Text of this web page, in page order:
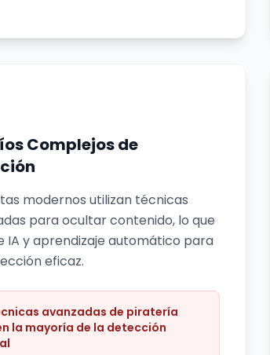
Complejos de
modernos utilizan técnicas
para ocultar contenido, lo que
IA y aprendizaje automático para
eficaz.
avanzadas de piratería
la mayoría de la detección